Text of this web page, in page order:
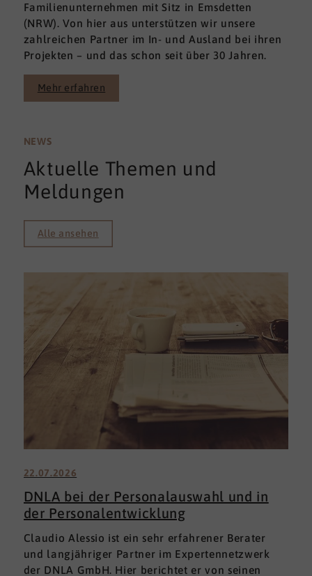
Familienunternehmen mit Sitz in Emsdetten
(NRW). Von hier aus unterstützen wir unsere
zahlreichen Partner im In- und Ausland bei ihren
Projekten – und das schon seit über 30 Jahren.
Mehr erfahren
NEWS
Aktuelle Themen und
Meldungen
Alle ansehen
22.07.2026
DNLA bei der Personalauswahl und in
der Personalentwicklung
Claudio Alessio ist ein sehr erfahrener Berater
und langjähriger Partner im Expertennetzwerk
der DNLA GmbH. Hier berichtet er von seinen